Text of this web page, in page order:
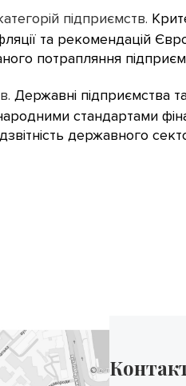
підприємств.
та рекомендацій
потрапляння
Державні підприємства
стандартами
державного